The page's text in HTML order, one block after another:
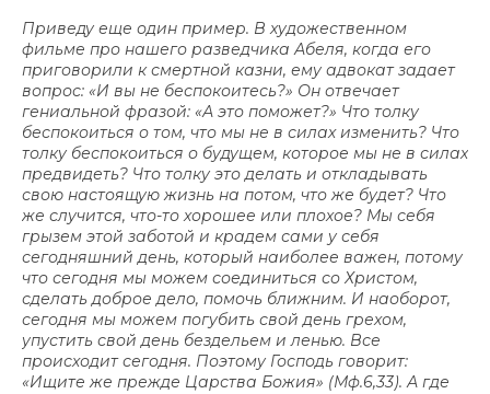
Приведу еще один пример. В художественном
фильме про нашего разведчика Абеля, когда его
приговорили к смертной казни, ему адвокат задает
вопрос: «И вы не беспокоитесь?» Он отвечает
гениальной фразой: «А это поможет?» Что толку
беспокоиться о том, что мы не в силах изменить? Что
толку беспокоиться о будущем, которое мы не в силах
предвидеть? Что толку это делать и откладывать
свою настоящую жизнь на потом, что же будет? Что
же случится, что-то хорошее или плохое? Мы себя
грызем этой заботой и крадем сами у себя
сегодняшний день, который наиболее важен, потому
что сегодня мы можем соединиться со Христом,
сделать доброе дело, помочь ближним. И наоборот,
сегодня мы можем погубить свой день грехом,
упустить свой день бездельем и ленью. Все
происходит сегодня. Поэтому Господь говорит:
«Ищите же прежде Царства Божия» (Мф.6,33). А где